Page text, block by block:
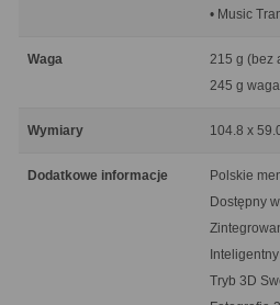
• Music
Waga
215 g (bez
245 g
Wymiary 104.8 x
Dodatkowe informacje
Polskie
Dostępny
Tryb 3D